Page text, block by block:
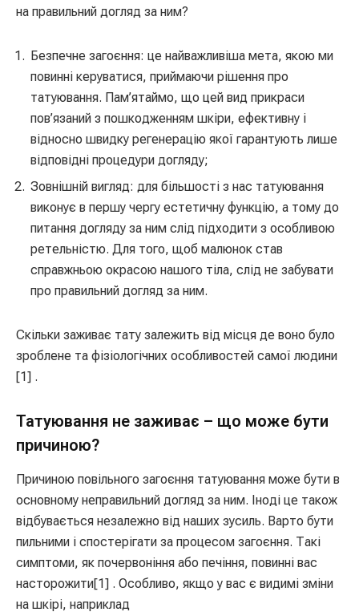
на правильний догляд за ним?
Безпечне загоєння: це найважливіша мета, якою ми
повинні керуватися, приймаючи рішення про
татуювання. Пам’ятаймо, що цей вид прикраси
пов’язаний з пошкодженням шкіри, ефективну і
відносно швидку регенерацію якої гарантують лише
відповідні процедури догляду;
Зовнішній вигляд: для більшості з нас татуювання
виконує в першу чергу естетичну функцію, а тому до
питання догляду за ним слід підходити з особливою
ретельністю. Для того, щоб малюнок став
справжньою окрасою нашого тіла, слід не забувати
про правильний догляд за ним.
Скільки заживає тату залежить від місця де воно було
зроблене та фізіологічних особливостей самої людини
[1] .
Татуювання не заживає – що може бути
причиною?
Причиною повільного загоєння татуювання може бути в
основному неправильний догляд за ним. Іноді це також
відбувається незалежно від наших зусиль. Варто бути
пильними і спостерігати за процесом загоєння. Такі
симптоми, як почервоніння або печіння, повинні вас
насторожити[1] . Особливо, якщо у вас є видимі зміни
на шкірі, наприклад